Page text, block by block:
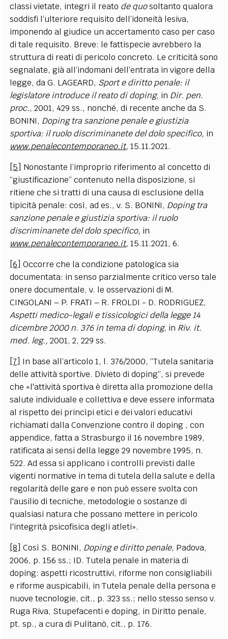
classi vietate, integri il reato de quosoltanto qualora
soddisfi l’ulteriore requisito dell’idoneità lesiva,
imponendo al giudice un accertamento caso per caso
di tale requisito. Breve: le fattispecie avrebbero la
struttura di reati di pericolo concreto. Le criticità sono
segnalate, già all’indomani dell’entrata in vigore della
legge, da G. LAGEARD, Sport e diritto penale: il
legislatore introduce il reato di doping, in Dir. pen.
proc., 2001, 429 ss., nonché, di recente anche da S.
BONINI, Doping tra sanzione penale e giustizia
sportiva: il ruolo discriminanete del dolo specifico, in
www.penalecontemporaneo.it, 15.11.2021.
[5] Nonostante l’improprio riferimento al concetto di
“giustificazione” contenuto nella disposizione, si
ritiene che si tratti di una causa di esclusione della
tipicità penale: così, ad es., v. S. BONINI, Doping tra
sanzione penale e giustizia sportiva: il ruolo
discriminanete del dolo specifico, in
www.penalecontemporaneo.it, 15.11.2021, 6.
[6] Occorre che la condizione patologica sia
documentata: in senso parzialmente critico verso tale
onere documentale, v. le osservazioni di M.
CINGOLANI – P. FRATI – R. FROLDI - D. RODRIGUEZ,
Aspetti medico-legali e tissicologici della legge 14
dicembre 2000 n. 376 in tema di doping, in Riv. it.
med. leg.,2001, 2, 229 ss.
[7] In base all’articolo 1, l. 376/2000, “Tutela sanitaria
delle attività sportive. Divieto di doping”, si prevede
che «l'attività sportiva è diretta alla promozione della
salute individuale e collettiva e deve essere informata
al rispetto dei princìpi etici e dei valori educativi
richiamati dalla Convenzione contro il doping , con
appendice, fatta a Strasburgo il 16 novembre 1989,
ratificata ai sensi della legge 29 novembre 1995, n.
522. Ad essa si applicano i controlli previsti dalle
vigenti normative in tema di tutela della salute e della
regolarità delle gare e non può essere svolta con
l'ausilio di tecniche, metodologie o sostanze di
qualsiasi natura che possano mettere in pericolo
l'integrità psicofisica degli atleti».
[8] Così S. BONINI, Doping e diritto penale, Padova,
2006, p. 156 ss.; ID. Tutela penale in materia di
doping: aspetti ricostruttivi, riforme non consigliabili
e riforme auspicabili, in Tutela penale della persona e
nuove tecnologie, cit., p. 323 ss.; nello stesso senso v.
Ruga Riva, Stupefacenti e doping, in Diritto penale,
pt. sp., a cura di Pulitanò, cit., p. 176.